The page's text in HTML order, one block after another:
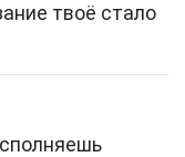
твоё стало